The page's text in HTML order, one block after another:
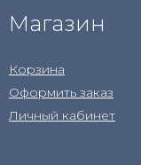
Магазин
Корзина
Оформить заказ
Личный кабинет